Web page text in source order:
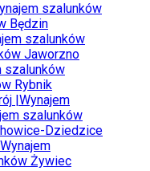
szalunków
Będzin
szalunków
Jaworzno
szalunków
Rybnik
Wynajem
szalunków
Dziedzice
Wynajem
Żywiec